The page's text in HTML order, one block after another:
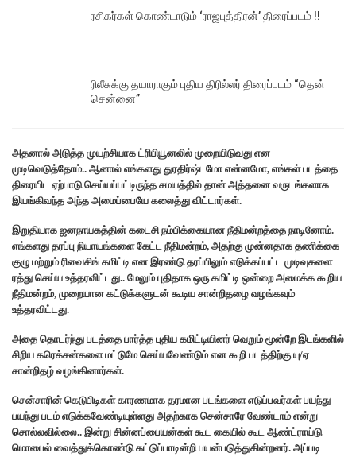
ரசிகர்கள் கொண்டாடும் ‘ராஜபுத்திரன்’ திரைப்படம் !!
ரிலீசுக்கு தயாராகும் புதிய திரில்லர் திரைப்படம் “தென்
சென்னை”
அதனால் அடுத்த முயற்சியாக ட்ரிபியூனலில் முறையிடுவது என
முடிவெடுத்தோம்.. ஆனால் எங்களது துரதிர்ஷ்டமோ என்னமோ, எங்கள் படத்தை
திரையிட ஏற்பாடு செய்யப்பட்டிருந்த சமயத்தில் தான் அத்தனை வருடங்களாக
இயங்கிவந்த அந்த அமைப்பையே கலைத்து விட்டார்கள்.
இறுதியாக ஜனநாயகத்தின் கடைசி நம்பிக்கையான நீதிமன்றத்தை நாடினோம்.
எங்களது தரப்பு நியாயங்களை கேட்ட நீதிமன்றம், அதற்கு முன்னதாக தணிக்கை
குழு மற்றும் ரிவைசிங் கமிட்டி என இரண்டு தரப்பிலும் எடுக்கப்பட்ட முடிவுகளை
ரத்து செய்ய உத்தரவிட்டது.. மேலும் புதிதாக ஒரு கமிட்டி ஒன்றை அமைக்க கூறிய
நீதிமன்றம், முறையான கட்டுக்களுடன் கூடிய சான்றிதழை வழங்கவும்
உத்தரவிட்டது.
அதை தொடர்ந்து படத்தை பார்த்த புதிய கமிட்டியினர் வெறும் மூன்றே இடங்களில்
சிறிய கரெக்சன்களை மட்டுமே செய்யவேண்டும் என கூறி படத்திற்கு யு/ஏ
சான்றிதழ் வழங்கினார்கள்.
சென்சாரின் கெடுபிடிகள் காரணமாக தரமான படங்களை எடுப்பவர்கள் பயந்து
பயந்து படம் எடுக்கவேண்டியுள்ளது அதற்காக சென்சாரே வேண்டாம் என்று
சொல்லவில்லை.. இன்று சின்னப்பையன்கள் கூட கையில் கூட ஆண்ட்ராய்டு
மொபைல் வைத்துக்கொண்டு கட்டுப்பாடின்றி பயன்படுத்துகின்றனர். அப்படி